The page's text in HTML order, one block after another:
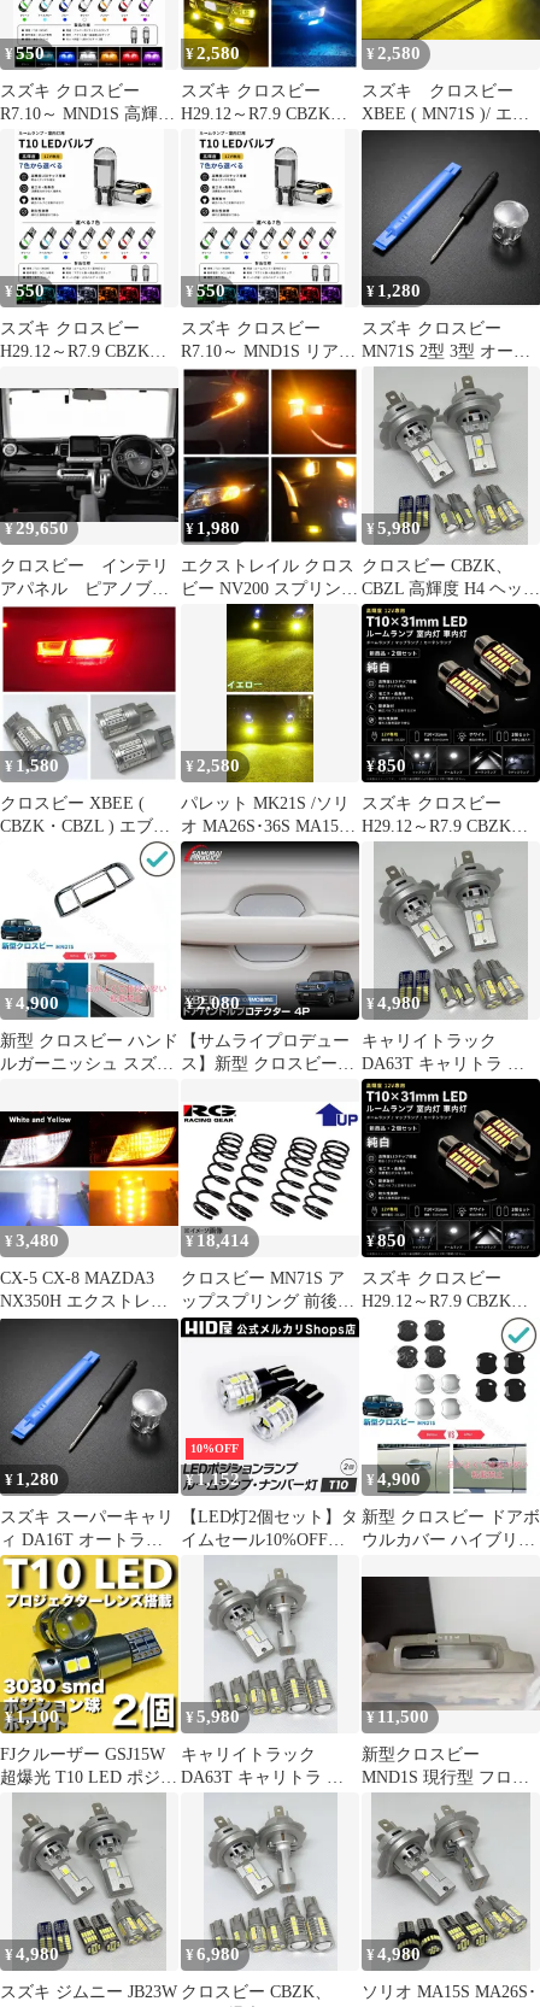
ル便発送】
け 新品 送料込み Bタイ
プ
¥550
スズキ クロスビー
R7.10～ MND1S 高輝度
T10 LED バルブ 12V
COBチップ搭載 7色選
択可 ナンバー灯 ライセ
ンスランプ 用 2個SET
新品
¥2,580
スズキ クロスビー
H29.12～R7.9 CBZK、
CBZL 爆光 最新高輝度
CSP3570LEDチップ搭
載 H8/H11/H16 LED フ
ォグランプ バルブ 球
左右セット ポン付け 新
品 送料込み Aタイプ
¥ 2,580
スズキ クロスビー
XBEE ( MN71S )/ エブ
リイワゴン エブリイ (
DA17W DA64W ) エブ
LED フォグランプ バル
ブ 球 ポン付け 車検対
応 Eタイプ
¥550
スズキ クロスビー
H29.12～R7.9 CBZK、
LED バルブ 12V COBチ
ップ搭載 7色選択可 ル
ームランプ 室内灯 用 2
個SET 新品
¥550
スズキ クロスビー
R7.10～ MND1S リア
高輝度 T10 LED バルブ
12V COBチップ搭載 7
色選択可 ルームランプ
室内灯 用 2個SET 新品
¥ 1,280
スズキ クロスビー
MN71S 2型 3型 オート
ライトセンサーカバー
センサーキャップ クリ
アレンズ 透明カバー
38680-62R00 車種専用
設計 工具付属
¥29,650
クロスビー インテリ
アパネル ピアノブラ
ック 6Ｐセット
MN71S スズキ
¥ 1,980
エクストレイル クロス
ビー NV200 スプリンタ
ー トランスポーター プ
ロフェッショナル・デ
ュカト 爆光 T20ピンチ
部違い / S25(BAU15S) /
S25(BA15S) LED ウイ
ンカー 球 冷却ファン
ハイフラ防止内蔵 2個
車検対応
¥5,980
クロスビー CBZK、
CBZL 高輝度 H4 ヘッド
ライト T16 バックラン
プ T10 ポジションラン
プ ナンバー灯 ルームラ
ンプ キャンセラー内蔵
純白 New 10個SET ポン
付け 車検対応 汎用 タ
イプD
¥ 1,580
クロスビー XBEE (
CBZK・CBZL ) エブリ
DA64V ) アルトワーク
ス ( HA36S ) 【車検対
応】高輝度 T20 ダブル
球 ブレーキランプ テー
ルランプ ストップラン
プ 2個
¥ 2,580
パレット MK21S /ソリ
オ MA26S･36S MA15S /
クロスビー CBZK、
CBZL 爆光 H8/H11/H16
LED フォグランプ 最新
3030LEDチップ搭載 2
個SET ポン付け
¥850
スズキ クロスビー
H29.12～R7.9 CBZK、
CBZL ミドル デコトラ
屋 正規品 12V 高品質
純白 T10×31mm T10-
31mm LED ルームラン
プ 室内灯 車内灯 ドー
ムランプ マップランプ
カーテシランプ 2個
SET 新品
¥ 4,900
新型 クロスビー ハンド
ルガーニッシュ スズキ
MND1S ドレスアップ
ハンドルパネル カバー
¥2,080
【サムライプロデュー
ス】新型 クロスビー
着タイプ ドアハンドル
プロテクター フロン
ト・リアセット 4P カー
ボン柄 ホワイト【メー
ル便発送】
¥4,980
キャリイトラック
DA63T キャリトラ ク
ロスビー CBZK、CBZL
爆光 H4 ヘッドライト
T16 バックランプ T10
ポジション ナンバー灯
純白 8点SET ポン付け
車検対応 タイプC
¥3,480
CX-5 CX-8 MAZDA3
NX350H エクストレイ
ル クロスビー NV200
スプリンター 高輝度 ウ
インカーポジション化
キット T20 ピンチ部違
い/S25 ピン角違い 150
度 BAU15S LEDバルブ
54連 白&黄 ハイフラ防
止抵抗器付
¥ 18,414
クロスビー MN71S ア
ップスプリング 前後セ
ット 1台分 RG レーシ
H29.12～R7.9 1インチ
UP 保証付 車検対応 メ
ーカー直送 送料無料
¥850
スズキ クロスビー
H29.12～R7.9 CBZK、
CBZL フロント デコト
ラ屋 正規品 12V 高品質
純白 T10×31mm T10-
31mm LED ルームラン
プ 室内灯 車内灯 ドー
ムランプ マップランプ
カーテシランプ 2個
SET 新品
¥ 1,280
スズキ スーパーキャリ
ィ DA16T オートライ
トセンサーカバー セン
サーキャップ クリアレ
ンズ 透明カバー 38680-
62R00 車種専用設計 工
具付属
10%OFF
¥1,152
【LED灯2個セット】タ
イムセール10%OFF！
式ショップ】 LED ポジ
ション T10 バックラン
プ ナンバー灯 ルームラ
ンプ ホワイト 540lm 9
基搭載 6500k ドア下ラ
ンプ トランク ウェッジ
球 車 送料無料/2年保証
¥ 4,900
新型 クロスビー ドアボ
ウルカバー ハイブリッ
ドアボウルパネル
¥1,100
FJクルーザー GSJ15W
超爆光 T10 LED ポジシ
ョン球 スモールランプ
車幅灯 3030チップ 10連
プロジェクターレンズ
搭載 ホワイト 2個セッ
¥5,980
キャリイトラック
DA63T キャリトラ ク
爆光 H4 ヘッドライト
T16 バックランプ T10
ポジション ナンバー灯
純白 8点SET ポン付け
車検対応 タイプA
¥11,500
新型クロスビー
MND1S 現行型 フロン
ュ ソナー付き
¥4,980
スズキ ジムニー JB23W
¥6,980
クロスビー CBZK、
¥4,980
ソリオ MA15S MA26S･